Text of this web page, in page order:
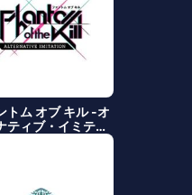
トム オブ キル -オ
ティブ・イミテー
-（ファンキルオ